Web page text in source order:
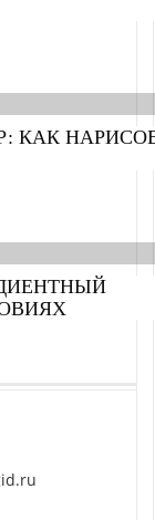
КАК